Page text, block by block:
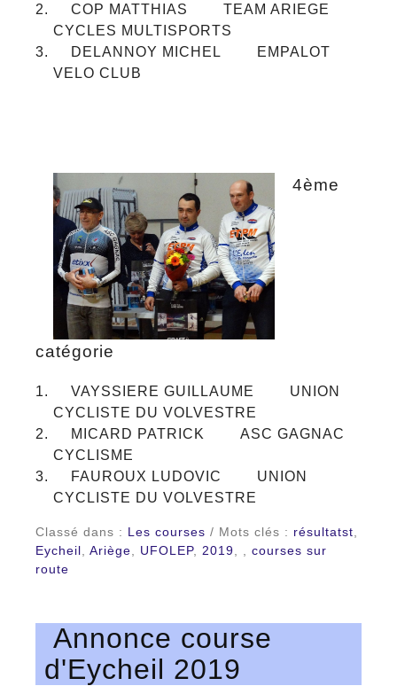
COP MATTHIAS TEAM ARIEGE
CYCLES MULTISPORTS
DELANNOY MICHEL EMPALOT
VELO CLUB
4ème
catégorie
VAYSSIERE GUILLAUME UNION
CYCLISTE DU VOLVESTRE
MICARD PATRICK ASC GAGNAC
CYCLISME
FAUROUX LUDOVIC UNION
CYCLISTE DU VOLVESTRE
Classé dans : Les courses / Mots clés : résultatst
Eycheil
Ariège UFOLEP, 2019
courses sur
route
Annonce course
d'Eycheil 2019